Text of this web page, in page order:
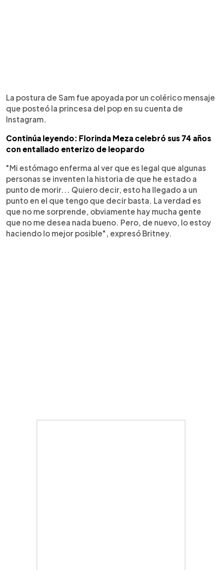
La postura de Sam fue apoyada por un colérico mensaje
que posteó la princesa del pop en su cuenta de
Instagram.
Continúa leyendo: Florinda Meza celebró sus 74 años
con entallado enterizo de leopardo
"Mi estómago enferma al ver que es legal que algunas
personas se inventen la historia de que he estado a
punto de morir... Quiero decir, esto ha llegado a un
punto en el que tengo que decir basta. La verdad es
que no me sorprende, obviamente hay mucha gente
que no me desea nada bueno. Pero, de nuevo, lo estoy
haciendo lo mejor posible", expresó Britney.